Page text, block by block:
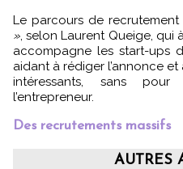
Le parcours de recrutement
», selon Laurent Queige, qui
accompagne les start-ups
aidant à rédiger l’annonce
intéressants, sans
l’entrepreneur.
Des recrutements massifs
AUTRES